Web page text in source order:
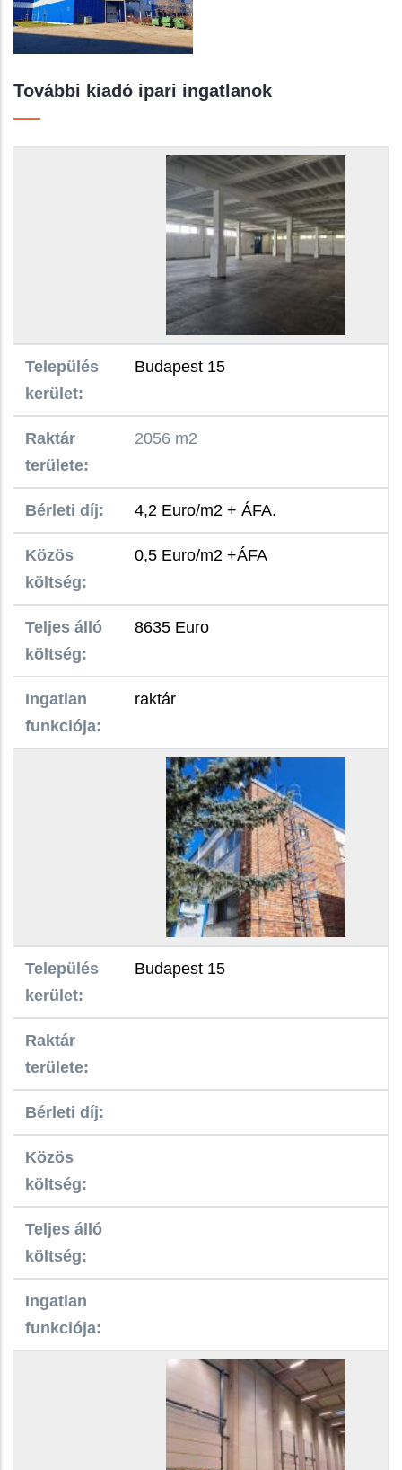
További kiadó ipari ingatlanok
Település
kerület:
Budapest 15
Raktár
területe:
2056 m2
Bérleti díj: 4,2 Euro/m2 + ÁFA.
Közös
költség:
0,5 Euro/m2 +ÁFA
Teljes álló
költség:
8635 Euro
Ingatlan
funkciója:
raktár
Település
kerület:
Budapest 15
Raktár
területe:
Bérleti díj:
Közös
költség:
Teljes álló
költség:
Ingatlan
funkciója: